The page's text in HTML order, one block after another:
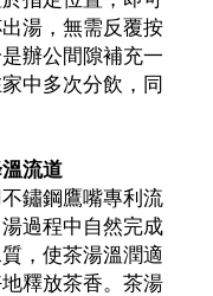
湯，無需反覆按
辦公間隙補充一
中多次分飲，同
流道
鏽鋼鷹嘴專利流
過程中自然完成
，使茶湯溫潤適
釋放茶香。茶湯